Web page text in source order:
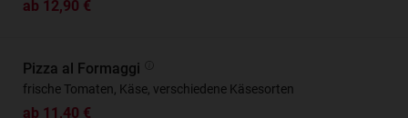
ab 12,90 €
Pizza al Formaggi
frische Tomaten, Käse, verschiedene Käsesorten
ab 11,40 €